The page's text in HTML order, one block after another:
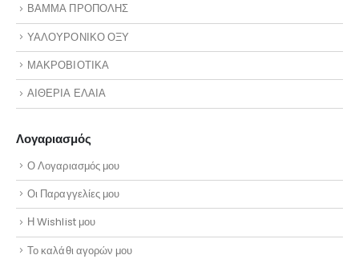
ΒΑΜΜΑ ΠΡΟΠΟΛΗΣ
ΥΑΛΟΥΡΟΝΙΚΟ ΟΞΥ
ΜΑΚΡΟΒΙΟΤΙΚΑ
ΑΙΘΕΡΙΑ ΕΛΑΙΑ
Λογαριασμός
Ο Λογαριασμός μου
Οι Παραγγελίες μου
Η Wishlist μου
Το καλάθι αγορών μου